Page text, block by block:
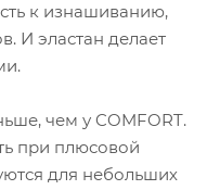
к изнашиванию,
И эластан делает
чем у COMFORT.
при плюсовой
для небольших